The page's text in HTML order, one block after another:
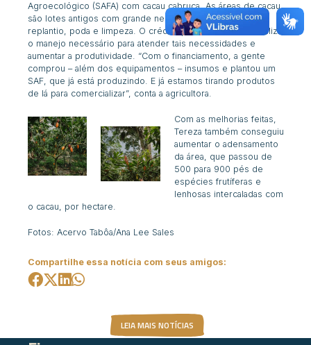
Agroecológico (SAFA) com cacau cabruca. As áreas de cacau
são lotes antigos com grande necessidade de manejo,
replantio, poda e limpeza. O crédito permitiu à Tereza realizar
o manejo necessário para atender tais necessidades e
aumentar a produtividade. “Com o financiamento, a gente
comprou – além dos equipamentos – insumos e plantou um
SAF, que já está produzindo. E já estamos tirando produtos
de lá para comercializar”, conta a agricultora.
Com as melhorias feitas,
Tereza também conseguiu
aumentar o adensamento
da área, que passou de
500 para 900 pés de
espécies frutíferas e
lenhosas intercaladas com
o cacau, por hectare.
Fotos: Acervo Tabôa/Ana Lee Sales
Compartilhe essa notícia com seus amigos:
LEIA MAIS NOTÍCIAS